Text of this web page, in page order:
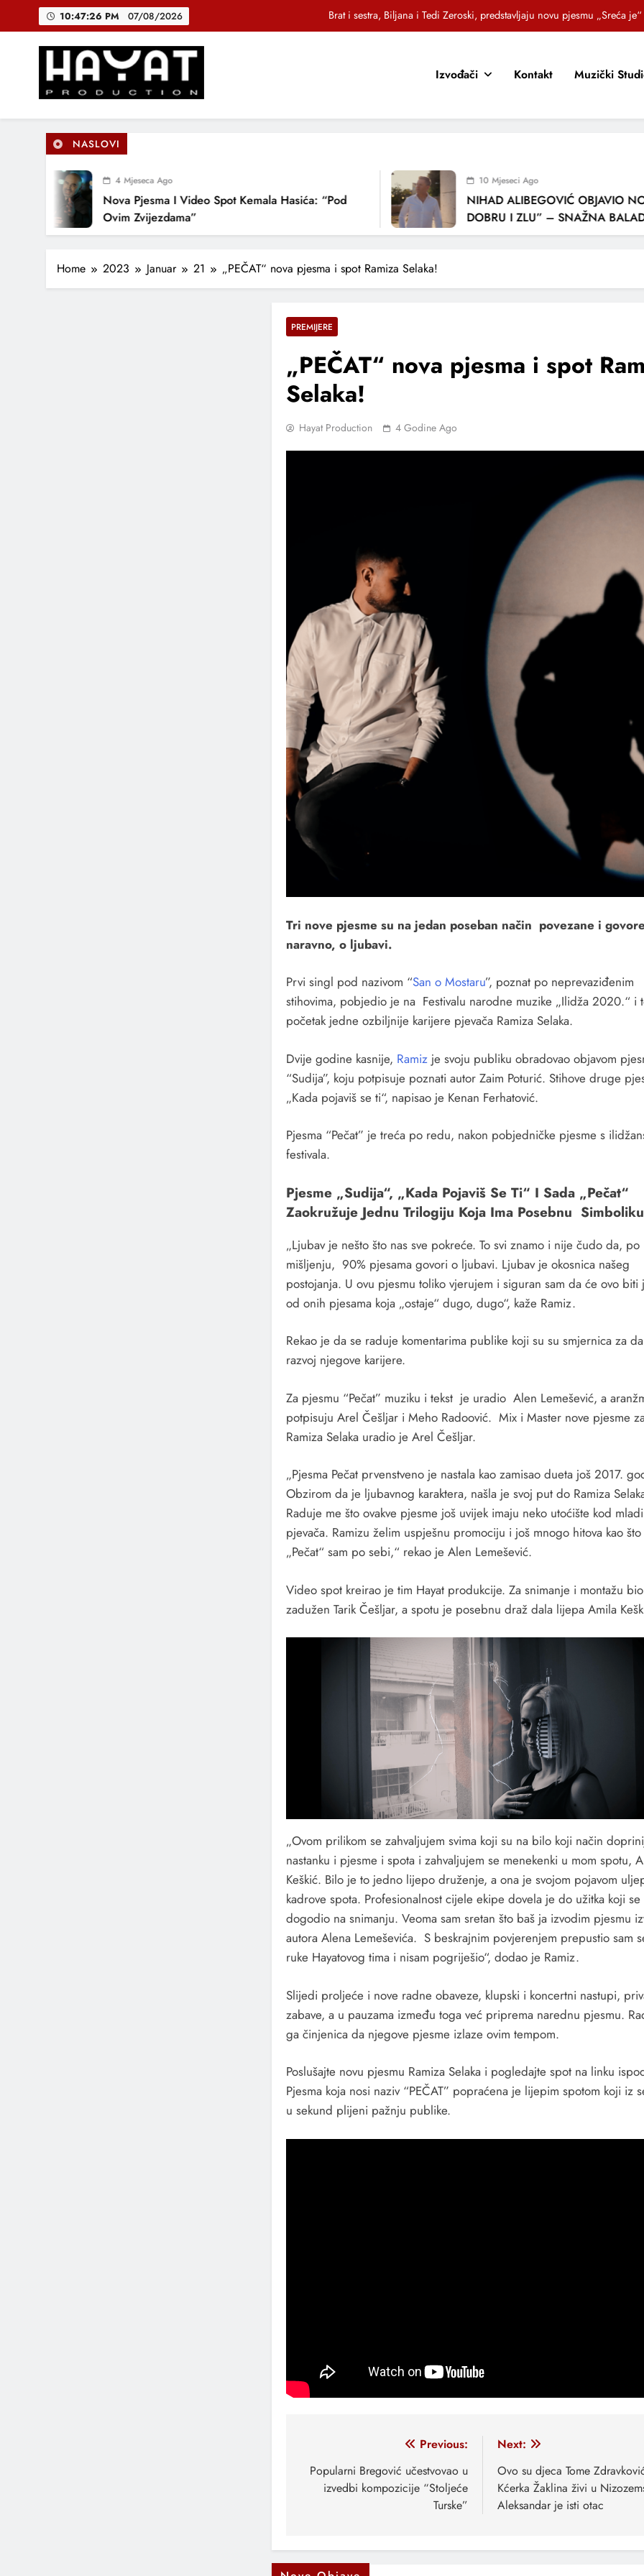
10:47:27 PM 07/08/2026
DJEČIJI HOR SUNCOKRETI KROZ PJESMU POZVALI MALIŠANE NA DOBRE NAVIKE
BEZ – Novi sarajevski bend predstavlja debitantski singl „Ljetno popodne“
Jasna Gospić predstavlja novi singl – „Rano“
Hayat Production
Promocija domaće muzike
Izvođači Kontakt Muzički
NASLOVI
4 Mjeseca Ago
Nova Pjesma I Video Spot Kemala Hasića: “Pod
Ovim Zvijezdama”
10 Mjeseci Ago
NIHAD ALIBEGOVIĆ OBJAVIO NOVU
DOBRU I ZLU” – SNAŽNA BALADA O
LJUBAVI I VREMENU KOJE NAS
Home 2023 Januar 21 „PEČAT“ nova pjesma i spot Ramiza Selaka!
PREMIJERE
„PEČAT“ nova pjesma i spot
Selaka!
Hayat Production 4 Godine Ago
Tri nove pjesme su na jedan poseban način povezane i
naravno, o ljubavi.
Prvi singl pod nazivom “San o Mostaru”, poznat po neprevaziđenim
stihovima, pobjedio je na Festivalu narodne muzike „Ilidža 2020.“ i
početak jedne ozbiljnije karijere pjevača Ramiza Selaka.
Dvije godine kasnije, Ramiz je svoju publiku obradovao objavom
“Sudija”, koju potpisuje poznati autor Zaim Poturić. Stihove druge
„Kada pojaviš se ti“, napisao je Kenan Ferhatović.
Pjesma “Pečat” je treća po redu, nakon pobjedničke pjesme s
festivala.
Pjesme „Sudija“, „Kada Pojaviš Se Ti“ I Sada „Pečat“
Zaokružuje Jednu Trilogiju Koja Ima Posebnu
„Ljubav je nešto što nas sve pokreće. To svi znamo i nije čudo da, po
mišljenju, 90% pjesama govori o ljubavi. Ljubav je okosnica našeg
postojanja. U ovu pjesmu toliko vjerujem i siguran sam da će ovo biti
od onih pjesama koja „ostaje“ dugo, dugo“, kaže Ramiz.
Rekao je da se raduje komentarima publike koji su su smjernica za
razvoj njegove karijere.
Za pjesmu “Pečat” muziku i tekst je uradio Alen Lemešević, a
potpisuju Arel Češljar i Meho Radoović. Mix i Master nove pjesme
Ramiza Selaka uradio je Arel Češljar.
„Pjesma Pečat prvenstveno je nastala kao zamisao dueta još 2017.
Obzirom da je ljubavnog karaktera, našla je svoj put do Ramiza
Raduje me što ovakve pjesme još uvijek imaju neko utoćište kod
pjevača. Ramizu želim uspješnu promociju i još mnogo hitova kao
„Pečat“ sam po sebi,“ rekao je Alen Lemešević.
Video spot kreirao je tim Hayat produkcije. Za snimanje i montažu
zadužen Tarik Češljar, a spotu je posebnu draž dala lijepa Amila
„Ovom prilikom se zahvaljujem svima koji su na bilo koji način
nastanku i pjesme i spota i zahvaljujem se menekenki u mom spotu,
Keškić. Bilo je to jedno lijepo druženje, a ona je svojom pojavom
kadrove spota. Profesionalnost cijele ekipe dovela je do užitka koji se
dogodio na snimanju. Veoma sam sretan što baš ja izvodim pjesmu
autora Alena Lemeševića. S beskrajnim povjerenjem prepustio sam
ruke Hayatovog tima i nisam pogriješio“, dodao je Ramiz.
Slijedi proljeće i nove radne obaveze, klupski i koncertni nastupi,
zabave, a u pauzama između toga već priprema narednu pjesmu.
ga činjenica da njegove pjesme izlaze ovim tempom.
Poslušajte novu pjesmu Ramiza Selaka i pogledajte spot na linku
Pjesma koja nosi naziv “PEČAT” popraćena je lijepim spotom koji iz
u sekund plijeni pažnju publike.
članaka
Previous:
Popularni Bregović učestvovao u
izvedbi kompozicije “Stoljeće
Turske”
Next:
Ovo su djeca Tome
Kćerka Žaklina živi u
Aleksandar je isti otac